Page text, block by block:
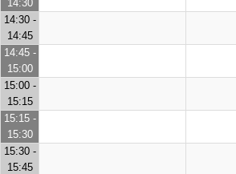
14:30
14:30 -
14:45
14:45 -
15:00
15:00 -
15:15
15:15 -
15:30
15:30 -
15:45